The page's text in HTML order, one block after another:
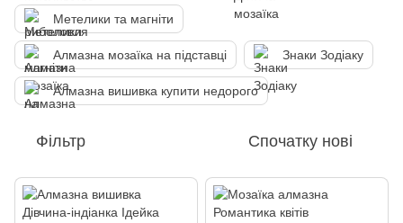
Метелики та магніти
Алмазна мозаїка на підставці Знаки Зодіаку
Алмазна вишивка купити недорого
Фільтр Спочатку нові